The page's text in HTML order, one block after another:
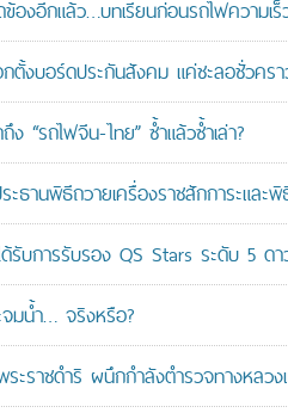
งอีกแล้ว…บทเรียนก่อนรถไฟความเร็
ตั้งบอร์ดประกันสังคม แค่ชะลอชั่วคร
“รถไฟจีน-ไทย” ซ้ำแล้วซ้ำเล่า?
ะธานพิธีถวายเครื่องราชสักการะแล
รับการรับรอง QS Stars ระดับ 5 ด
มน้ำ… จริงหรือ?
ะราชดำริ ผนึกกำลังตำรวจทางหลว